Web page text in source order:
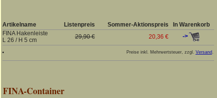
Artikelname Listenpreis Sommer-Aktionspreis
In Warenkorb
FINA Hakenleiste
L 26 / H 5 cm
29,90 € 20,36 € ->
Preise inkl. Mehrwertsteuer, zzgl. Versand
FINA-Container